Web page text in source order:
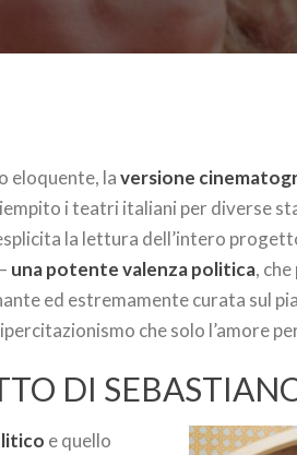
eloquente, laversione
i teatri italiani per diverse
la lettura dell’intero
una potente valenza politica,
ed estremamente curata sul
che solo l’amore
DI
e quello